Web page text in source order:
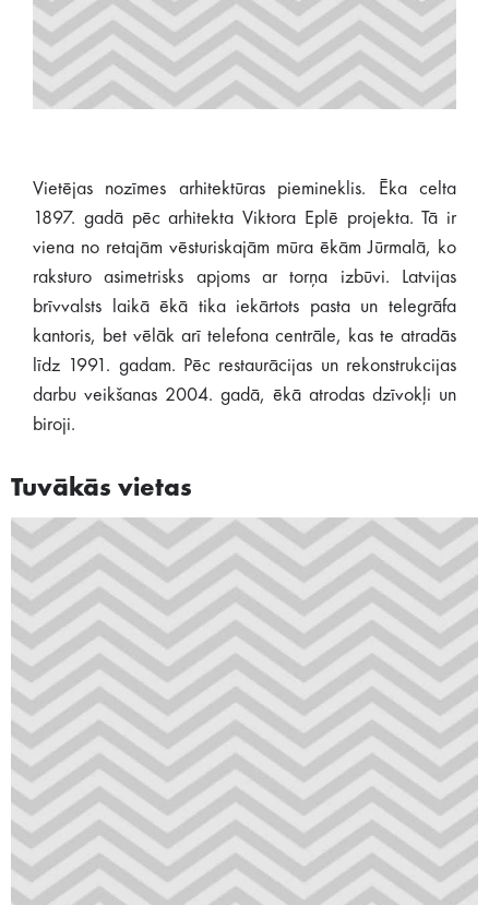
Vietējas nozīmes arhitektūras piemineklis. Ēka celta
1897. gadā pēc arhitekta Viktora Eplē projekta. Tā ir
viena no retajām vēsturiskajām mūra ēkām Jūrmalā, ko
raksturo asimetrisks apjoms ar torņa izbūvi. Latvijas
brīvvalsts laikā ēkā tika iekārtots pasta un telegrāfa
kantoris, bet vēlāk arī telefona centrāle, kas te atradās
līdz 1991. gadam. Pēc restaurācijas un rekonstrukcijas
darbu veikšanas 2004. gadā, ēkā atrodas dzīvokļi un
biroji.
Tuvākās vietas